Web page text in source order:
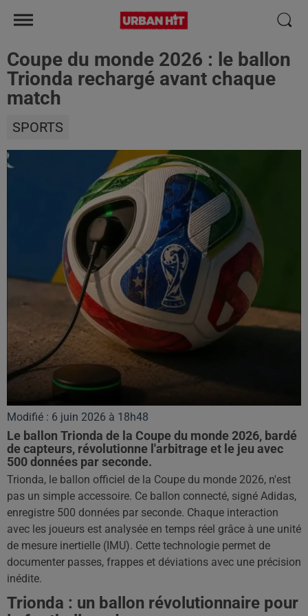
Coupe du monde 2026 : le ballon
Trionda rechargé avant chaque
match
SPORTS
Modifié : 6 juin 2026 à 18h48
Le ballon Trionda de la Coupe du monde 2026, bardé
de capteurs, révolutionne l'arbitrage et le jeu avec
500 données par seconde.
Trionda, le ballon officiel de la Coupe du monde 2026, n'est
pas un simple accessoire. Ce ballon connecté, signé Adidas,
enregistre 500 données par seconde. Chaque interaction
avec les joueurs est analysée en temps réel grâce à une unité
de mesure inertielle (IMU). Cette technologie permet de
documenter passes, frappes et déviations avec une précision
inédite.
Trionda : un ballon révolutionnaire pour